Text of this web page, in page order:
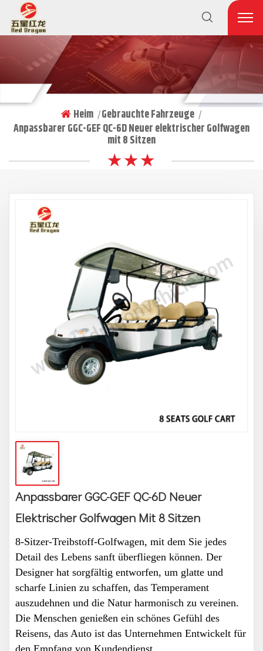
Heim | Gebrauchte Fahrzeuge |
Anpassbarer GGC-GEF QC-6D Neuer elektrischer Golfwagen
mit 8 Sitzen
★ ★ ★
Anpassbarer GGC-GEF QC-6D Neuer
Elektrischer Golfwagen Mit 8 Sitzen
8-Sitzer-Treibstoff-Golfwagen, mit dem Sie jedes
Detail des Lebens sanft überfliegen können. Der
Designer hat sorgfältig entworfen, um glatte und
scharfe Linien zu schaffen, das Temperament
auszudehnen und die Natur harmonisch zu vereinen.
Die Menschen genießen ein schönes Gefühl des
Reisens, das Auto ist das Unternehmen Entwickelt für
den Empfang von Kundendienst,